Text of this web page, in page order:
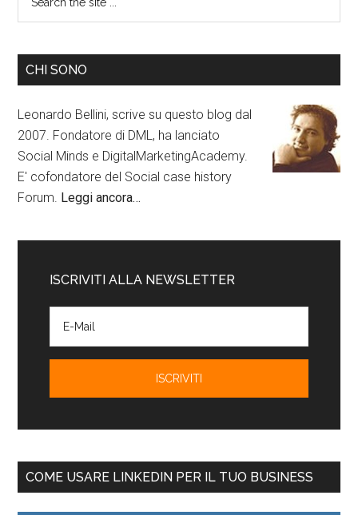
CHI SONO
Leonardo Bellini, scrive su questo blog dal
2007. Fondatore di DML, ha lanciato
Social Minds e DigitalMarketingAcademy.
E' cofondatore del Social case history
Forum. Leggi ancora…
ISCRIVITI ALLA NEWSLETTER
COME USARE LINKEDIN PER IL TUO BUSINESS